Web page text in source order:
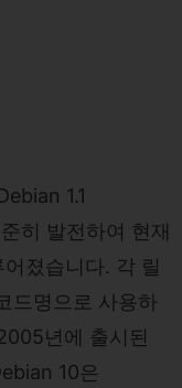
1.1
히 발전하여 현재
졌습니다. 각 릴
드명으로 사용하
년에 출시된
10은